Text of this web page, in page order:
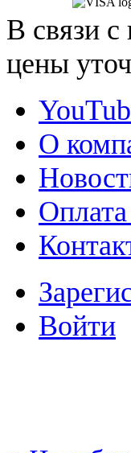
В связи
цены
О
Войти
НАМ